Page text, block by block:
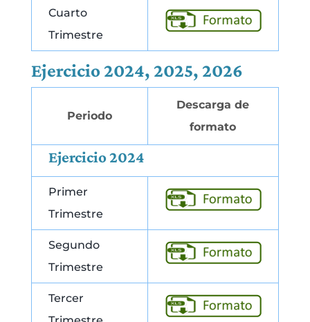
Cuarto
Trimestre
Ejercicio 2024, 2025, 2026
Periodo
Descarga de
formato
Ejercicio 2024
Primer
Trimestre
Segundo
Trimestre
Tercer